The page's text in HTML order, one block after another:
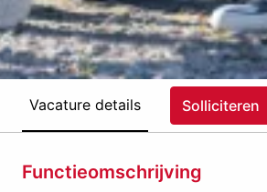
Vacature details Solliciteren
Functieomschrijving